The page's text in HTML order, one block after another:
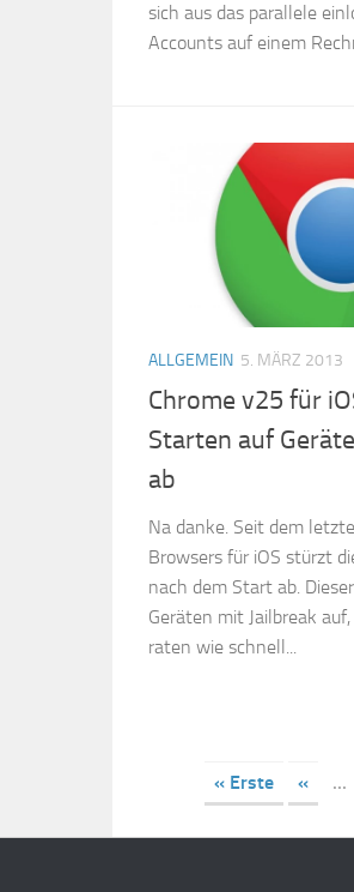
sich aus das parallele
Accounts auf einem
ALLGEMEIN 5. MÄRZ 2013
Chrome v25 für
Starten auf
ab
Na danke. Seit dem
Browsers für iOS stürzt
nach dem Start ab.
Geräten mit Jailbreak
raten wie schnell...
« Erste « ...